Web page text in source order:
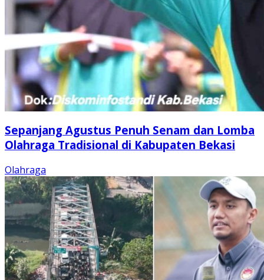
Sepanjang Agustus Penuh Senam dan Lomba
Olahraga Tradisional di Kabupaten Bekasi
Olahraga